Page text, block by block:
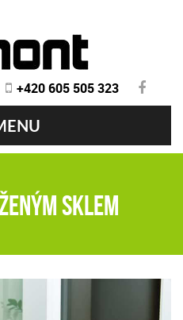
+420 605 505 323
sklem